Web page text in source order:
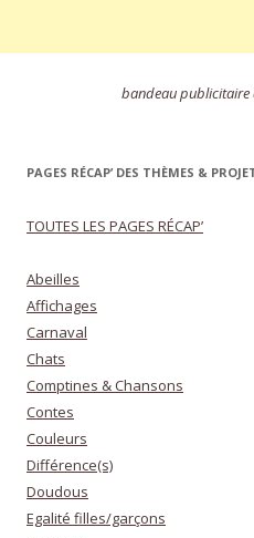
bandeau publicitaire
PAGES RÉCAP’ DES THÈMES &
TOUTES LES PAGES RÉCAP’
Abeilles
Affichages
Carnaval
Chats
Comptines & Chansons
Contes
Couleurs
Différence(s)
Doudous
Egalité filles/garçons